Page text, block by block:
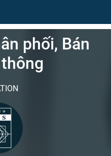
phối, Bán